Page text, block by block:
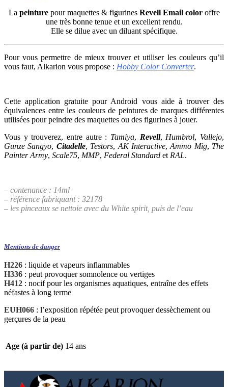
La peinturepour maquettes & figurines Revell Email coloroffre
une très bonne tenue et un excellent rendu.
Elle se dilue avec un diluant spécifique.
Pour vous permettre de mieux trouver et utiliser les couleurs qu’il
vous faut, Alkarion vous propose : Hobby Color Converter.
Cette application gratuite pour Android vous aide à trouver des
équivalences entre les couleurs de peintures de marques différentes
utilisées pour peindre des maquettes ou des figurines à jouer.
Vous y trouverez, entre autre : Tamiya, Revell, Humbrol, Vallejo,
Gunze Sangyo, Citadelle, Testors, AK Interactive,Ammo Mig, The
Painter Army, Scale75, MMP, Federal Standard et RAL.
– contenance : 14ml
– référence fabriquant : 32178
– les pinceaux se nettoie avec du White spirit, puis de l’eau
Mentions de danger
H226 : liquide et vapeurs inflammables
H336 : peut provoquer somnolence ou vertiges
H412 : nocif pour les organismes aquatiques, entraîne des effets
néfastes à long terme
EUH066 : l’exposition répétée peut provoquer dessèchement ou
gerçures de la peau
Age (à partir de) 14 ans